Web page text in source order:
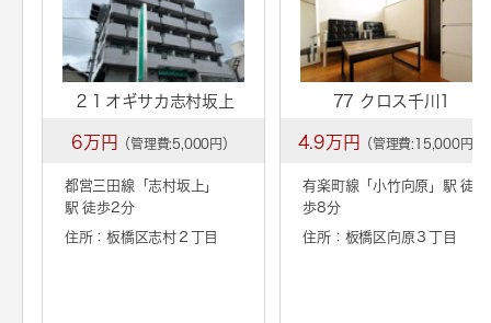
２１オギサカ志村坂上
6万円 （管理費:5,000円）
都営三田線「 志村坂上 」
駅 徒歩2分
住所：板橋区志村２丁目
77 クロス千川1
4.9万円 （管理費:15,000円）
有楽町線「小竹向原 」駅 徒
歩8分
住所：板橋区向原３丁目